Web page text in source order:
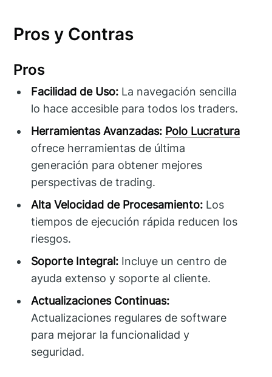
Pros y Contras
Pros
Facilidad de Uso: La navegación sencilla
lo hace accesible para todos los traders.
Herramientas Avanzadas: Polo Lucratura
ofrece herramientas de última
generación para obtener mejores
perspectivas de trading.
Alta Velocidad de Procesamiento: Los
tiempos de ejecución rápida reducen los
riesgos.
Soporte Integral: Incluye un centro de
ayuda extenso y soporte al cliente.
Actualizaciones Continuas:
Actualizaciones regulares de software
para mejorar la funcionalidad y
seguridad.